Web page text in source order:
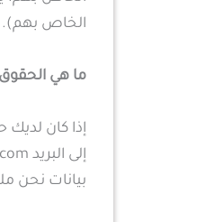
الخاص بهم).
ما هي الحقوق
إذا كان
بيانات نحن